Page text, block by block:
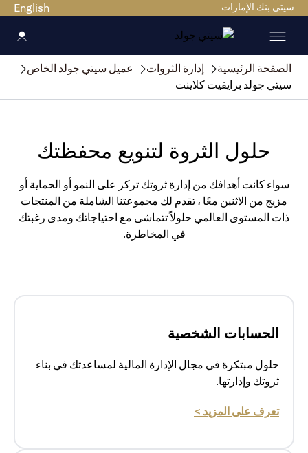
سيتي بنك الإمارات English
الصفحة الرئيسية إدارة الثروات
عميل سيتي جولد الخاص
سيتي جولد برايفيت كلاينت
حلول الثروة لتنويع محفظتك
سواء كانت أهدافك من إدارة ثروتك تركز على النمو أو الحماية أو
مزيج من الاثنين معًا ، تقدم لك مجموعتنا الشاملة من المنتجات
ذات المستوى العالمي حلولاً تتماشى مع احتياجاتك ومدى رغبتك
في المخاطرة.
الحسابات الشخصية
حلول مبتكرة في مجال الإدارة المالية لمساعدتك في بناء
ثروتك وإدارتها.
تعرف على المزيد >